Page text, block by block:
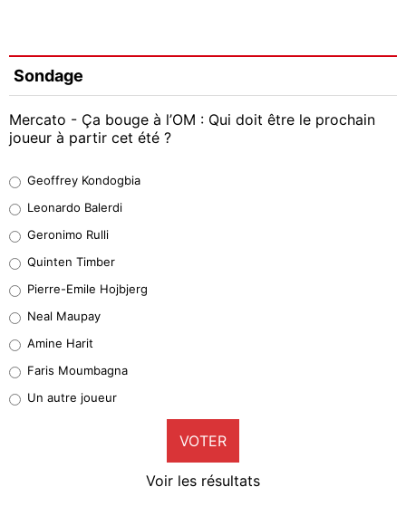
Sondage
Mercato - Ça bouge à l’OM : Qui doit être le prochain
joueur à partir cet été ?
38%
32%
5%
1%
9%
Geoffrey Kondogbia
Leonardo Balerdi
Geronimo Rulli
Quinten Timber
Pierre-Emile Hojbjerg
Neal Maupay
Amine Harit
Faris Moumbagna
Un autre joueur
VOTER
Voir les résultats